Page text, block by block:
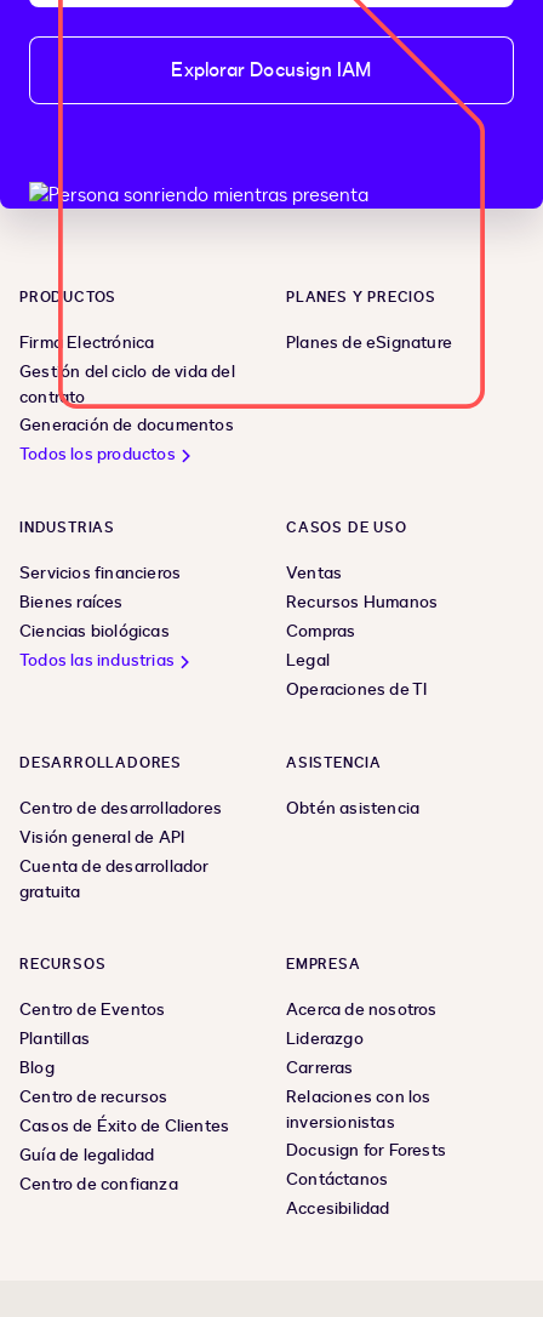
Explorar Docusign IAM
PRODUCTOS
Firma Electrónica
Gestión del ciclo de vida del
contrato
Generación de documentos
Todos los productos
PLANES Y PRECIOS
Planes de eSignature
INDUSTRIAS
Servicios financieros
Bienes raíces
Ciencias biológicas
Todos las industrias
CASOS DE USO
Ventas
Recursos Humanos
Compras
Legal
Operaciones de TI
DESARROLLADORES
Centro de desarrolladores
Visión general de API
Cuenta de desarrollador
gratuita
ASISTENCIA
Obtén asistencia
RECURSOS
Centro de Eventos
Plantillas
Blog
Centro de recursos
Casos de Éxito de Clientes
Guía de legalidad
Centro de confianza
EMPRESA
Acerca de nosotros
Liderazgo
Carreras
Relaciones con los
inversionistas
Docusign for Forests
Contáctanos
Accesibilidad